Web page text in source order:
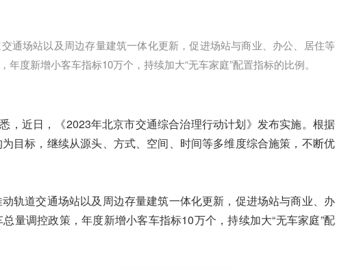
通场站以及周边存量建筑一体化更新，促进场站与商业、办公、居住等
度新增小客车指标10万个，持续加大“无车家庭”配置指标的比例。
近日，《2023年北京市交通综合治理行动计划》发布实施。根据
目标，继续从源头、方式、空间、时间等多维度综合施策，不断优
道交通场站以及周边存量建筑一体化更新，促进场站与商业、办
量调控政策，年度新增小客车指标10万个，持续加大“无车家庭”配